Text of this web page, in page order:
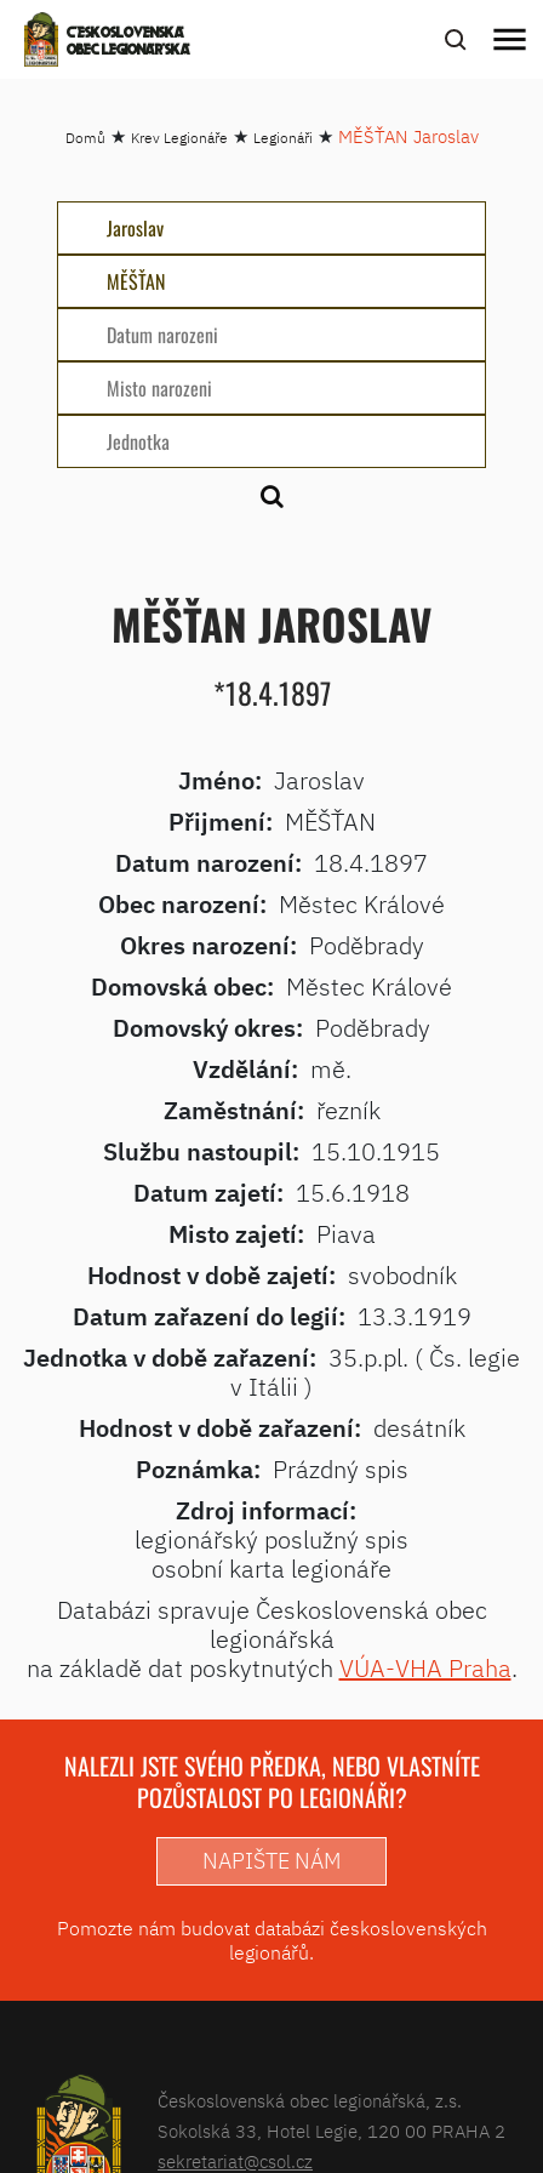
ČESKOSLOVENSKÁ
OBEC LEGIONÁŘSKÁ
menu
Domů ★ Krev Legionáře ★ Legionáři ★ MĚŠŤAN Jaroslav
MĚŠŤAN JAROSLAV
*18.4.1897
Jméno: Jaroslav
Přijmení: MĚŠŤAN
Datum narození: 18.4.1897
Obec narození: Městec Králové
Okres narození: Poděbrady
Domovská obec: Městec Králové
Domovský okres: Poděbrady
Vzdělání: mě.
Zaměstnání: řezník
Službu nastoupil: 15.10.1915
Datum zajetí: 15.6.1918
Misto zajetí: Piava
Hodnost v době zajetí: svobodník
Datum zařazení do legií: 13.3.1919
Jednotka v době zařazení: 35.p.pl. ( Čs. legie
v Itálii )
Hodnost v době zařazení: desátník
Poznámka: Prázdný spis
Zdroj informací:
legionářský poslužný spis
osobní karta legionáře
Databázi spravuje Československá obec
legionářská
na základě dat poskytnutých VÚA-VHA Praha.
NALEZLI JSTE SVÉHO PŘEDKA, NEBO VLASTNÍTE
POZŮSTALOST PO LEGIONÁŘI?
NAPIŠTE NÁM
Pomozte nám budovat databázi československých
legionářů.
Československá obec legionářská, z.s.
Sokolská 33, Hotel Legie, 120 00 PRAHA 2
sekretariat@csol.cz